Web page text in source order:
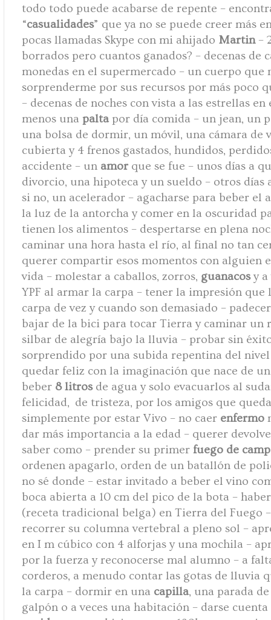
todo todo puede acabarse de repente –
“casualidades” que ya no se puede creer más
pocas llamadas Skype con mi ahijado Martin–
borrados pero cuantos ganados? – decenas de
monedas en el supermercado – un cuerpo que
sorprenderme por sus recursos por más poco
– decenas de noches con vista a las estrellas
menos una paltapor día comida – un jean, un
una bolsa de dormir, un móvil, una cámara de
cubierta y 4 frenos gastados, hundidos,
accidente – un amor que se fue – unos días a
divorcio, una hipoteca y un sueldo – otros días
si no, un acelerador – agacharse para beber el
la luz de la antorcha y comer en la oscuridad
tienen los alimentos – despertarse en plena
caminar una hora hasta el río, al final no tan
querer compartir esos momentos con alguien
vida – molestar a caballos, zorros, guanacosy a
YPF al armar la carpa – tener la impresión que
carpa de vez y cuando son demasiado –
bajar de la bici para tocar Tierra y caminar un
silbar de alegría bajo la lluvia – probar sin
sorprendido por una subida repentina del
quedar feliz con la imaginación que nace de
beber 8 litrosde agua y solo evacuarlos al
felicidad, de tristeza, por los amigos que
simplemente por estar Vivo – no caer enfermo
dar más importancia a la edad – querer
saber como – prender su primer fuego de
ordenen apagarlo, orden de un batallón de
no sé donde – estar invitado a beber el vino
boca abierta a 10 cm del pico de la bota –
(receta tradicional belga) en Tierra del Fuego
recorrer su columna vertebral a pleno sol –
en I m cúbico con 4 alforjas y una mochila –
por la fuerza y reconocerse mal alumno – a
corderos, a menudo contar las gotas de lluvia
la carpa – dormir en una capilla, una parada
galpón o a veces una habitación – darse